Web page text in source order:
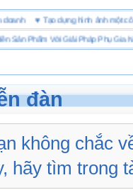
kinh doanh ♥Tạo dựng hình ảnh
Phẩm Với Giải Pháp Phụ Gia Nhựa
đàn
không chắc
hãy tìm trong